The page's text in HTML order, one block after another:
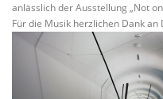
anlässlich der Ausstellung „Not
Für die Musik herzlichen Dank